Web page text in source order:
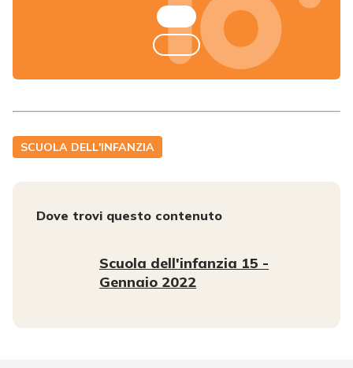
SCUOLA DELL'INFANZIA
Dove trovi questo contenuto
Scuola dell'infanzia 15 -
Gennaio 2022